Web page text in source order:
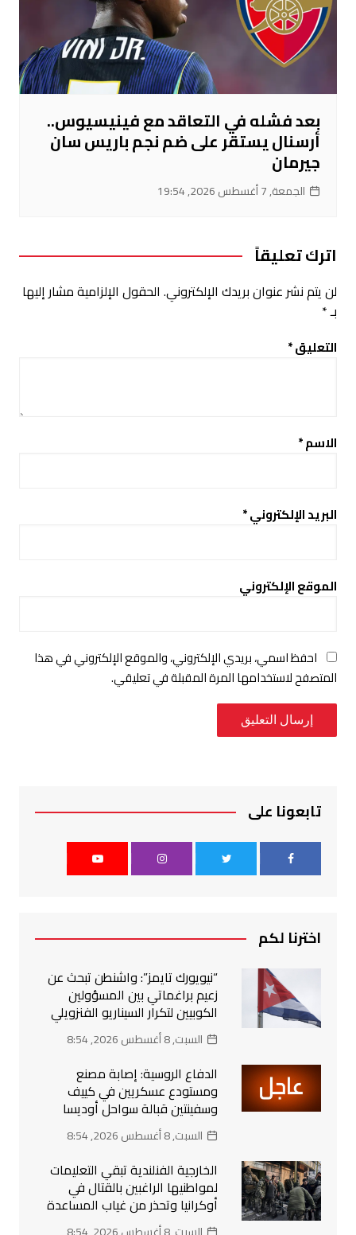
بعد فشله في التعاقد مع فينيسيوس..
أرسنال يستقر على ضم نجم باريس سان
جيرمان
الجمعة, 7 أغسطس 2026, 19:54
اترك تعليقاً
لن يتم نشر عنوان بريدك الإلكتروني. الحقول الإلزامية مشار إليها
بـ*
التعليق*
الاسم*
البريد الإلكتروني*
الموقع الإلكتروني
احفظ اسمي، بريدي الإلكتروني، والموقع الإلكتروني في هذا
المتصفح لاستخدامها المرة المقبلة في تعليقي.
تابعونا على
اخترنا لكم
“نيويورك تايمز”: واشنطن تبحث عن
زعيم براغماتي بين المسؤولين
الكوبيين لتكرار السيناريو الفنزويلي
السبت, 8 أغسطس 2026, 8:54
الدفاع الروسية: إصابة مصنع
ومستودع عسكريين في كييف
وسفينتين قبالة سواحل أوديسا
السبت, 8 أغسطس 2026, 8:54
الخارجية الفنلندية تبقي التعليمات
لمواطنيها الراغبين بالقتال في
أوكرانيا وتحذر من غياب المساعدة